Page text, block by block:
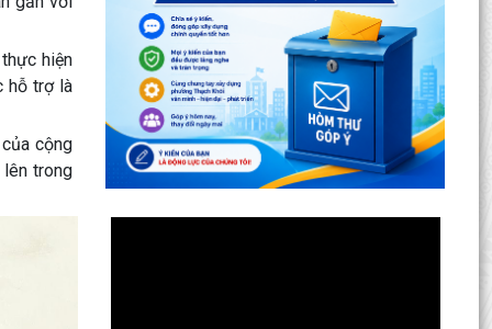
hiện
hỗ trợ là
cộng
trong